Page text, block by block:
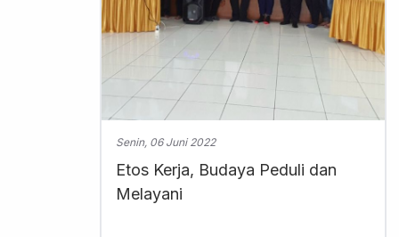
Senin, 06 Juni 2022
Etos Kerja, Budaya Peduli dan
Melayani